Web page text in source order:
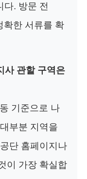
다. 방문 전
확한 서류를 확
사 관할 구역은
기준으로 나
부분 지역을
단 홈페이지나
이 가장 확실합